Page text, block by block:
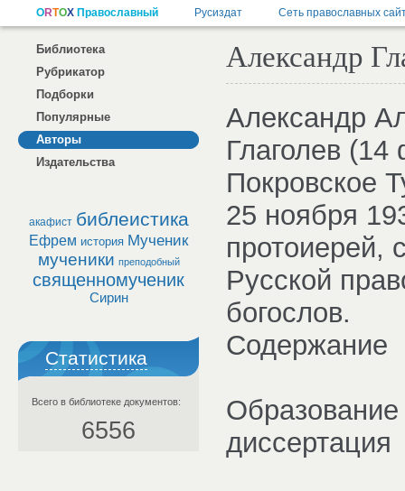
Библиотека
Рубрикатор
Подборки
Популярные
Авторы
Издательства
акафист библеистика
Ефрем история Мученик
мученики преподобный
священномученик
Сирин
Статистика
Всего в библиотеке документов:
6556
Александр
Александр
Глаголев
Покровское
25 ноября
протоиерей,
Русской
богослов.
Содержание
Образование
диссертация